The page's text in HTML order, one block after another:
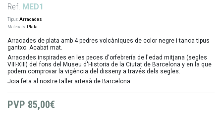
Ref. MED1
Tipus:Arracades
Materials: Plata
Arracades de plata amb 4 pedres volcàniques de color negre i tanca tipus
gantxo. Acabat mat.
Arracades inspirades en les peces d'orfebrería de l'edad mitjana (segles
VIII-XIII) del fons del Museu d'Historia de la Ciutat de Barcelona y en la que
podem comprovar la vigència del disseny a través dels segles.
Joia feta al nostre taller artesà de Barcelona
PVP 85,00€